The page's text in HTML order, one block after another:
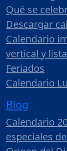
Qué se
Descargar
Calendario
vertical y
Feriados
Calendario
Blog
Calendario
especiales